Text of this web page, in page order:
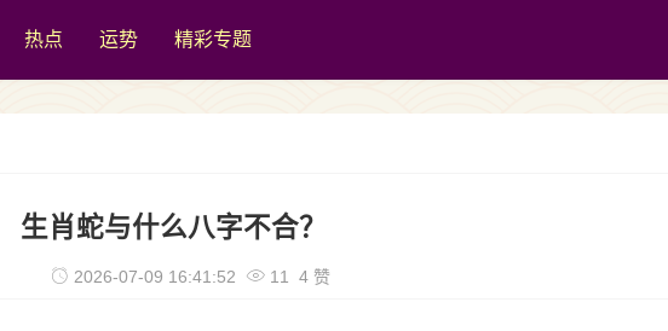
热点 运势 精彩专题
生肖蛇与什么八字不合？
2026-07-09 16:41:52 11 4 赞